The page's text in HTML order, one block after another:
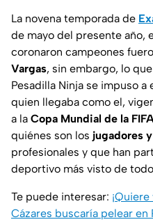
La novena temporada de
de mayo del presente año,
coronaron campeones
Vargas, sin embargo, lo
Pesadilla Ninja se impuso
quien llegaba como el,
a la Copa Mundial de la
quiénes son los jugadores
profesionales y que han
deportivo más visto de
Te puede interesar:
Cázares buscaría pelear en